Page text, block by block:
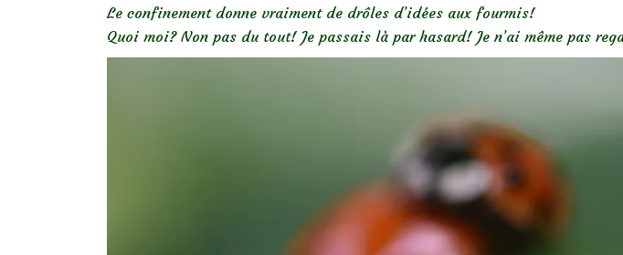
Le confinement donne vraiment de drôles d’idées aux fourmis!
Quoi moi? Non pas du tout! Je passais là par hasard! Je n’ai même pas